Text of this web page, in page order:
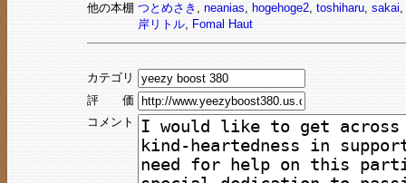
他の本棚 つとめさき , neanias, hogehoge2, toshiharu, sakai,
岸リトル, Fomal Haut
カテゴリ
評 価
コメント